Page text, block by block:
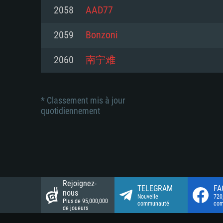
Disque dur: 23.1 Go (client
Disque dur: 62,2 Go (client
Connection: Connexion Internet
Disque dur: 62,2 Go (client
2058 AAD77
2059 Bonzoni
2060 南宁难
* Classement mis à jour
quotidiennement
Rejoignez-
nous
Plus de 95,000,000
de joueurs
TELEGRAM
Nouvelle
communauté